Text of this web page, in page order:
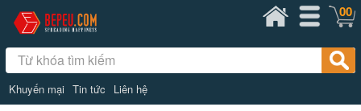
Khuyến mại Tin tức Liên hệ
00